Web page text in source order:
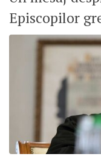
Episcopilor